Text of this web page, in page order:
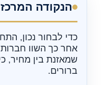
הנקודה
כדי לבחור נכון,
אחר כך השוו
שמאזנת בין מחיר,
ברורים.